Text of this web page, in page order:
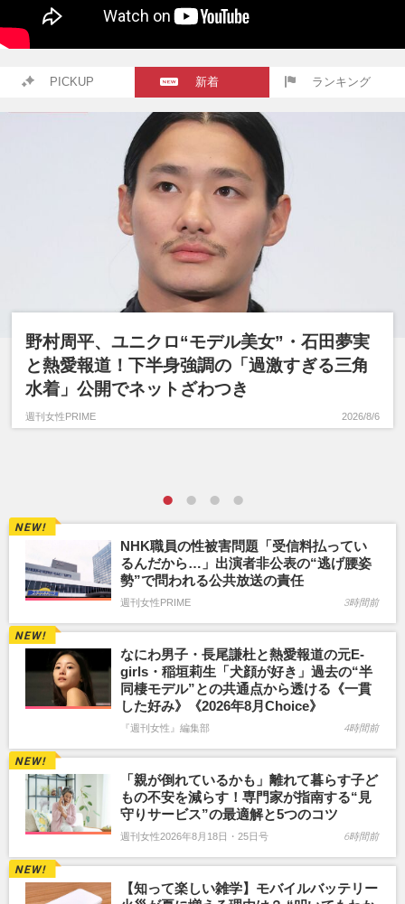
PICKUP 新着 ランキング
野村周平、ユニクロ“モデル美女”・石田夢実
と熱愛報道！下半身強調の「過激すぎる三角
水着」公開でネットざわつき
週刊女性PRIME 2026/8/6
NHK職員の性被害問題「受信料払ってい
るんだから…」出演者非公表の“逃げ腰姿
勢”で問われる公共放送の責任
週刊女性PRIME 3時間前
なにわ男子・長尾謙杜と熱愛報道の元E-
girls・稲垣莉生「犬顔が好き」過去の“半
同棲モデル”との共通点から透ける《一貫
した好み》《2026年8月Choice》
『週刊女性』編集部 4時間前
「親が倒れているかも」離れて暮らす子ど
もの不安を減らす！専門家が指南する“見
守りサービス”の最適解と5つのコツ
週刊女性2026年8月18日・25日号 6時間前
【知って楽しい雑学】モバイルバッテリー